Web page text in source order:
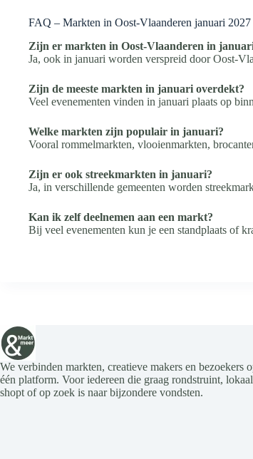
FAQ – Markten in Oost-Vlaanderen januari 2027
Zijn er markten in Oost-Vlaanderen in
Ja, ook in januari worden verspreid door Oost-
Zijn de meeste markten in januari overdekt?
Veel evenementen vinden in januari plaats op
Welke markten zijn populair in januari?
Vooral rommelmarkten, vlooienmarkten,
Zijn er ook streekmarkten in januari?
Ja, in verschillende gemeenten worden
Kan ik zelf deelnemen aan een markt?
Bij veel evenementen kun je een standplaats of
We verbinden markten, creatieve makers en bezoekers
één platform. Voor iedereen die graag rondstruint, lokaal
shopt of op zoek is naar bijzondere vondsten.